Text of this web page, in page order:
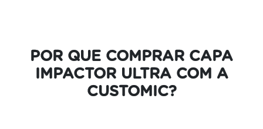
POR QUE COMPRAR CAPA
IMPACTOR ULTRA COM A
CUSTOMIC?